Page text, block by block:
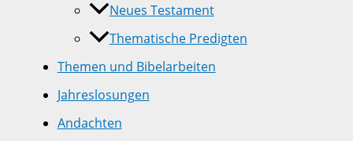
Neues Testament
Thematische Predigten
Themen und Bibelarbeiten
Jahreslosungen
Andachten